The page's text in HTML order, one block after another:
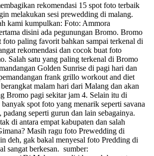
rekomendasi 15 spot foto terbaik
melakukan sesi prewedding di malang.
kami kumpulkan: Foto: Ammora
disini ada pegunungan Bromo. Bromo
foto paling favorit bahkan sampai terkenal di
rekomendasi dan cocok buat foto
Salah satu yang paling terkenal di Bromo
Golden Sunrise di pagi hari dan
frank grillo workout and diet
malam hari dari Malang dan akan
Bromo pagi sekitar jam 4. Selain itu di
spot foto yang menarik seperti savana
seperti gurun dan lain sebagainya.
di antara empat kabupaten dan salah
Masih ragu foto Prewedding di
deh, gak bakal menyesal foto Predding di
sangat berkesan. sumber: